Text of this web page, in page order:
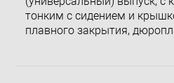
тонким с сидением и
плавного закрытия,